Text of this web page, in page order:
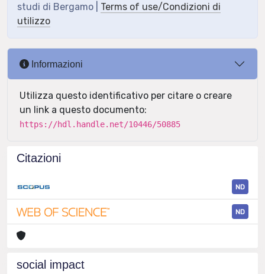
studi di Bergamo | Terms of use/Condizioni di
utilizzo
Informazioni
Utilizza questo identificativo per citare o creare
un link a questo documento:
https://hdl.handle.net/10446/50885
Citazioni
ND
ND
social impact